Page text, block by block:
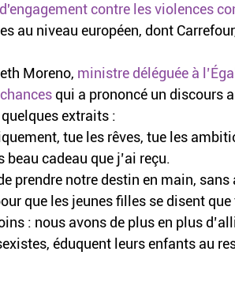
contre les violences
au niveau européen, dont
Moreno, ministre déléguée à
qui a prononcé un discours
extraits :
tue les rêves, tue les
cadeau que j’ai reçu.
prendre notre destin en main,
que les jeunes filles se disent
: nous avons de plus en plus
éduquent leurs enfants au